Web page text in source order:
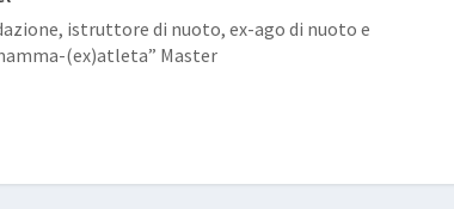
istruttore di nuoto, ex-ago di nuoto e
(ex)atleta” Master